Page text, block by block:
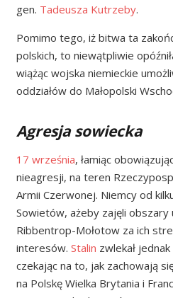
gen. Tadeusza Kutrzeby.
Pomimo tego, iż bitwa ta
polskich, to niewątpliwie
wiążąc wojska niemieckie
oddziałów do Małopolski
Agresja sowiecka
17 września, łamiąc
nieagresji, na teren
Armii Czerwonej. Niemcy od
Sowietów, ażeby zajęli obszary
Ribbentrop-Mołotow za ich
interesów. Stalin zwlekał
czekając na to, jak zachowają
na Polskę Wielka Brytania i